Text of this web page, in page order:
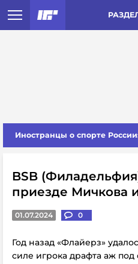
Иностранцы о спорте
BSB
приезде Мичкова
01.07.2024 0
Год назад «Флайерз»
силе игрока драфта аж